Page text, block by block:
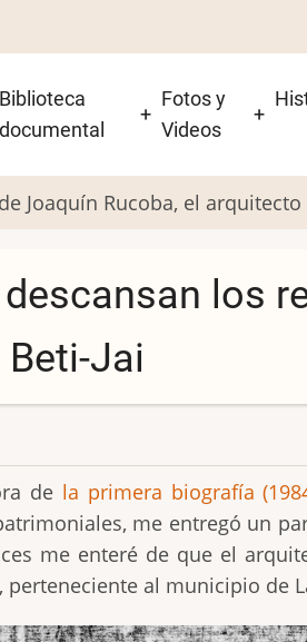
Biblioteca
documental
Fotos y
Videos
Joaquín Rucoba, el
los
Jai
de la primera biografía
me entregó un
me enteré de que el
al municipio de